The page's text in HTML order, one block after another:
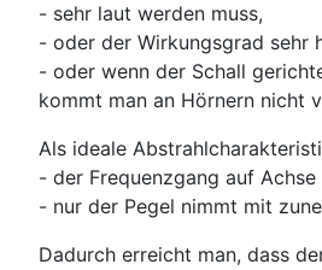
- sehr laut werden muss,
- oder der Wirkungsgrad sehr
- oder wenn der Schall
kommt man an Hörnern nicht
Als ideale
- der Frequenzgang auf
- nur der Pegel nimmt mit
Dadurch erreicht man, dass